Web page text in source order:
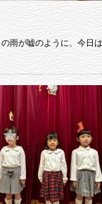
雨が嘘のように、今日